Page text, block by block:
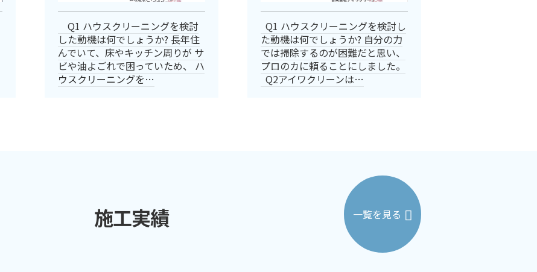
Q1 ハウスクリーニングを検討
した動機は何でしょうか? 長年住
んでいて、床やキッチン周りが サ
ビや油よごれで困っていため、 ハ
ウスクリーニングを…
Q1 ハウスクリーニングを検討し
た動機は何でしょうか? 自分の力
では掃除するのが困難だと思い、
プロのカに頼ることにしました。
Q2アイワクリーンは…
施工実績 一覧を見る